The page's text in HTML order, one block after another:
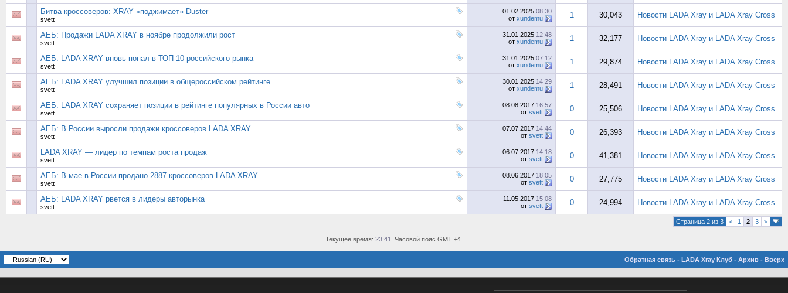
Битва кроссоверов: XRAY «поджимает» Duster
svett
01.02.2025 08:30
от xundemu 1 30,043 Новости LADA Xray и LADA Xray Cross
АЕБ: Продажи LADA XRAY в ноябре продолжили рост
svett
31.01.2025 12:48
от xundemu 1 32,177 Новости LADA Xray и LADA Xray Cross
АЕБ: LADA XRAY вновь попал в ТОП-10 российского рынка
svett
31.01.2025 07:12
от xundemu 1 29,874 Новости LADA Xray и LADA Xray Cross
АЕБ: LADA XRAY улучшил позиции в общероссийском рейтинге
svett
30.01.2025 14:29
от xundemu 1 28,491 Новости LADA Xray и LADA Xray Cross
АЕБ: LADA XRAY сохраняет позиции в рейтинге популярных в России авто
svett
08.08.2017 16:57
от svett 0 25,506 Новости LADA Xray и LADA Xray Cross
АЕБ: В России выросли продажи кроссоверов LADA XRAY
svett
07.07.2017 14:44
от svett 0 26,393 Новости LADA Xray и LADA Xray Cross
LADA XRAY — лидер по темпам роста продаж
svett
06.07.2017 14:18
от svett 0 41,381 Новости LADA Xray и LADA Xray Cross
АЕБ: В мае в России продано 2887 кроссоверов LADA XRAY
svett
08.06.2017 18:05
от svett 0 27,775 Новости LADA Xray и LADA Xray Cross
АЕБ: LADA XRAY рвется в лидеры авторынка
svett
11.05.2017 15:08
от svett 0 24,994 Новости LADA Xray и LADA Xray Cross
Страница 2 из 3 < 1 2 3 >
Текущее время: 23:41 . Часовой пояс GMT +4.
Обратная связь - LADA Xray Клуб - Архив - Вверх